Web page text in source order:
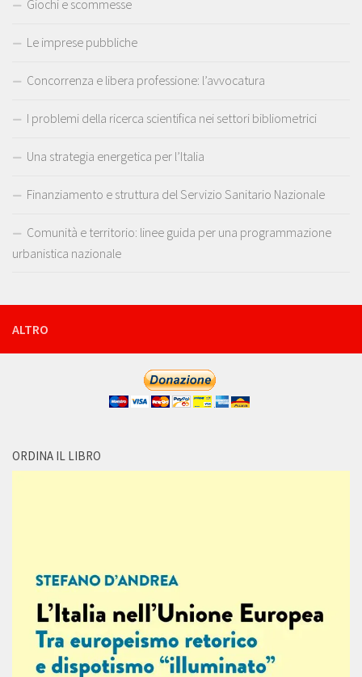
Giochi e scommesse
Le imprese pubbliche
Concorrenza e libera professione: l’avvocatura
I problemi della ricerca scientifica nei settori bibliometrici
Una strategia energetica per l’Italia
Finanziamento e struttura del Servizio Sanitario Nazionale
Comunità e territorio: linee guida per una programmazione
urbanistica nazionale
ALTRO
ORDINA IL LIBRO